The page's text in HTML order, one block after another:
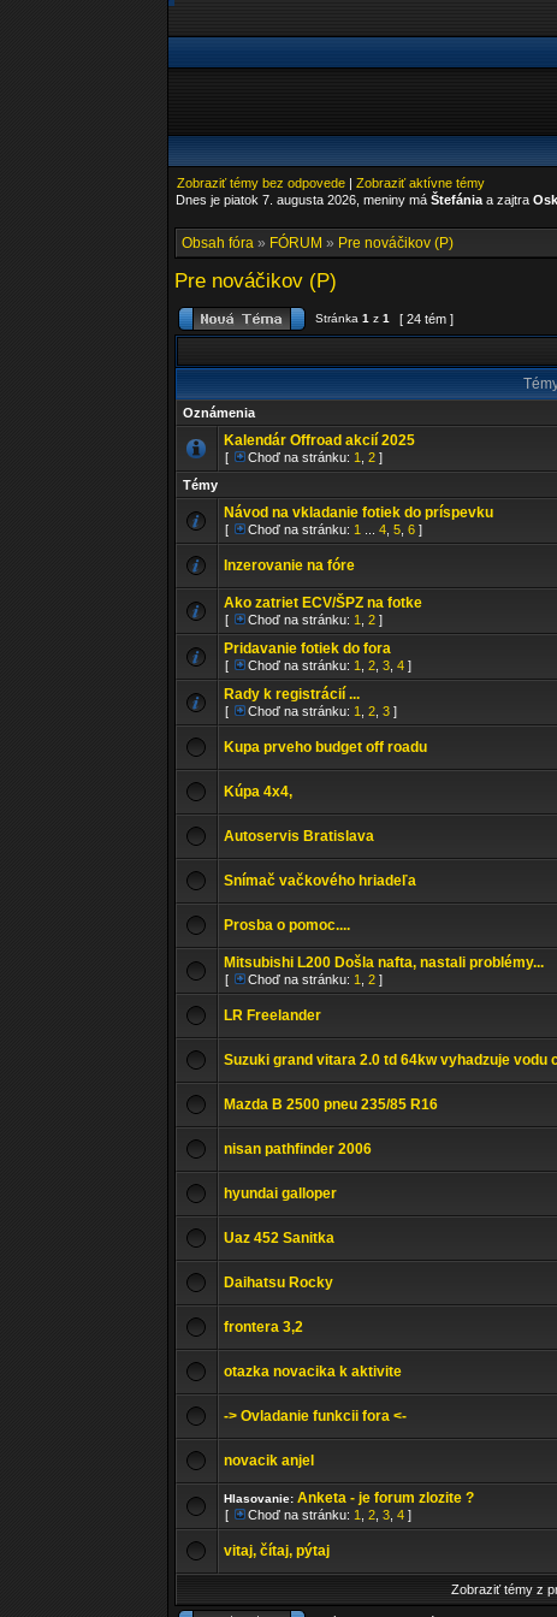
Zobraziť témy bez odpovede| Zobraziť aktívne témy
Dnes je piatok 7. augusta 2026, meniny má Štefániaa zajtra
Obsah fóra» FÓRUM » Pre nováčikov (P)
Pre nováčikov (P)
Stránka 1 z 1 [ 24 tém ]
Oznámenia
Kalendár Offroad akcií 2025
[ Choď na stránku: 1 2]
Témy
Návod na vkladanie fotiek do príspevku
[ Choď na stránku: 1 4, 5, 6]
Inzerovanie na fóre
Ako zatriet ECV/ŠPZ na fotke
[ Choď na stránku: 1 2]
Pridavanie fotiek do fora
[ Choď na stránku: 1 2, 3, 4]
Rady k registrácií ...
[ Choď na stránku: 1 2, 3]
Kupa prveho budget off roadu
Kúpa 4x4,
Autoservis Bratislava
Snímač vačkového hriadeľa
Prosba o pomoc....
Mitsubishi L200 Došla nafta, nastali problémy...
[ Choď na stránku: 1 2]
LR Freelander
Suzuki grand vitara 2.0 td 64kw vyhadzuje vodu
Mazda B 2500 pneu 235/85 R16
nisan pathfinder 2006
hyundai galloper
Uaz 452 Sanitka
Daihatsu Rocky
frontera 3,2
otazka novacika k aktivite
-> Ovladanie funkcii fora <-
novacik anjel
Hlasovanie: Anketa - je forum zlozite ?
[ Choď na stránku: 1 2, 3, 4]
vitaj, čítaj, pýtaj
Zobraziť témy z